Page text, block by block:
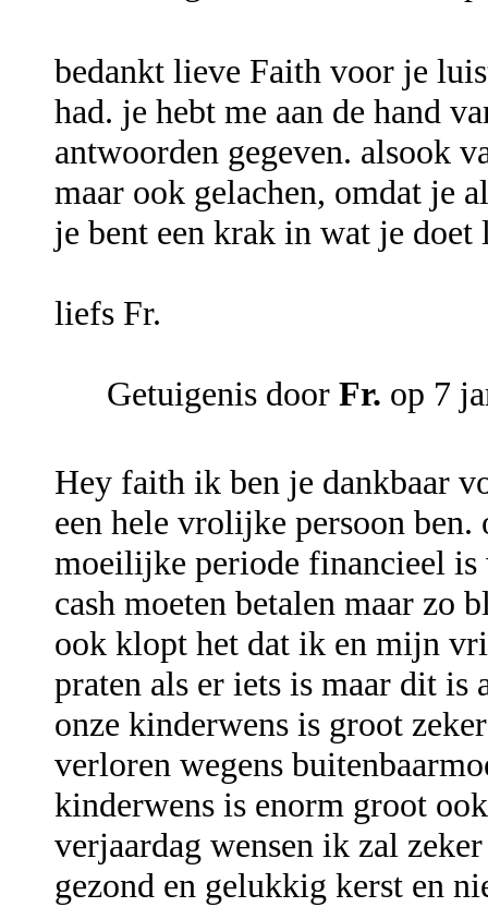
bedankt lieve Faith voor je
had. je hebt me aan de hand
antwoorden gegeven. alsook
maar ook gelachen, omdat je
je bent een krak in wat je
liefs Fr.
Getuigenis door Fr. op 7
Hey faith ik ben je dankbaar
een hele vrolijke persoon ben.
moeilijke periode financieel is
cash moeten betalen maar zo
ook klopt het dat ik en mijn
praten als er iets is maar dit is
onze kinderwens is groot
verloren wegens
kinderwens is enorm groot
verjaardag wensen ik zal
gezond en gelukkig kerst en